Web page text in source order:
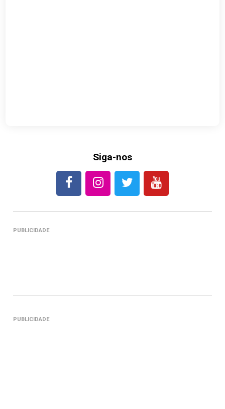
Siga-nos
PUBLICIDADE
PUBLICIDADE